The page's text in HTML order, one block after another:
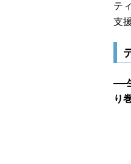
テ
支
──
り